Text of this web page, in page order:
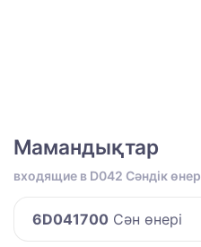
Мамандықтар
входящие в D042 Сәндік өнер
6D041700 Сән өнері